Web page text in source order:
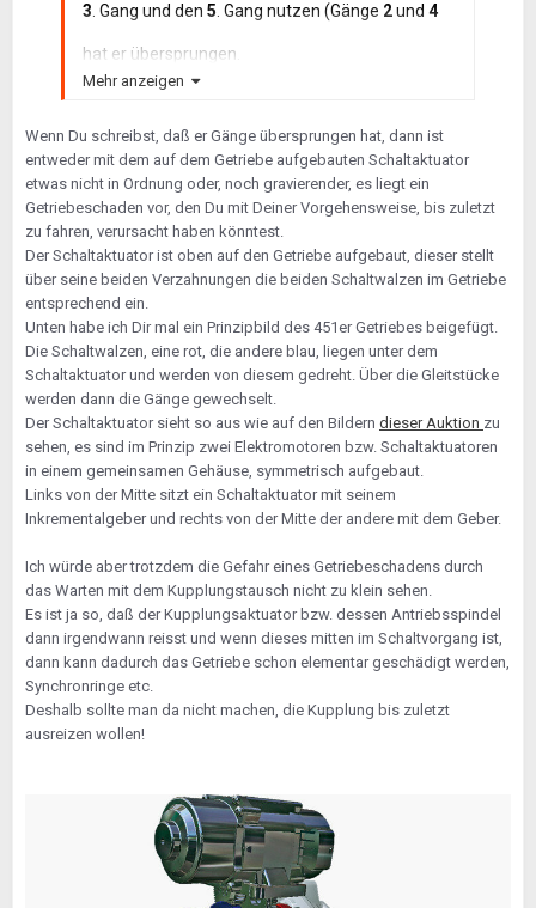
3 . Gang und den 5 . Gang nutzen (Gänge 2und 4
hat er übersprungen.
Ein anderes mal wieder die 3 Striche, dieses Mal
Mehr anzeigen
Wenn Du schreibst, daß er Gänge übersprungen hat, dann ist
entweder mit dem auf dem Getriebe aufgebauten Schaltaktuator
etwas nicht in Ordnung oder, noch gravierender, es liegt ein
Getriebeschaden vor, den Du mit Deiner Vorgehensweise, bis zuletzt
zu fahren, verursacht haben könntest.
Der Schaltaktuator ist oben auf den Getriebe aufgebaut, dieser stellt
über seine beiden Verzahnungen die beiden Schaltwalzen im Getriebe
entsprechend ein.
Unten habe ich Dir mal ein Prinzipbild des 451er Getriebes beigefügt.
Die Schaltwalzen, eine rot, die andere blau, liegen unter dem
Schaltaktuator und werden von diesem gedreht. Über die Gleitstücke
werden dann die Gänge gewechselt.
Der Schaltaktuator sieht so aus wie auf den Bildern dieser Auktion zu
sehen, es sind im Prinzip zwei Elektromotoren bzw. Schaltaktuatoren
in einem gemeinsamen Gehäuse, symmetrisch aufgebaut.
Links von der Mitte sitzt ein Schaltaktuator mit seinem
Inkrementalgeber und rechts von der Mitte der andere mit dem Geber.
Ich würde aber trotzdem die Gefahr eines Getriebeschadens durch
das Warten mit dem Kupplungstausch nicht zu klein sehen.
Es ist ja so, daß der Kupplungsaktuator bzw. dessen Antriebsspindel
dann irgendwann reisst und wenn dieses mitten im Schaltvorgang ist,
dann kann dadurch das Getriebe schon elementar geschädigt werden,
Synchronringe etc.
Deshalb sollte man da nicht machen, die Kupplung bis zuletzt
ausreizen wollen!